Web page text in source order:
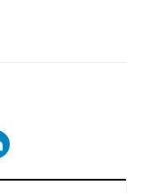
по кредиту:
доходы